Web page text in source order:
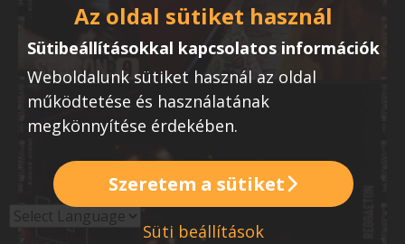
Az oldal sütiket használ
Sütibeállításokkal kapcsolatos információk
Weboldalunk sütiket használ az oldal
működtetése és használatának
megkönnyítése érdekében.
Szeretem a sütiket
Süti beállítások